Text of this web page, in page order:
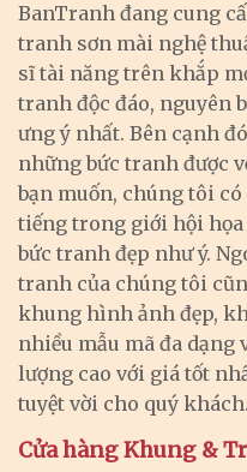
BanTranh đang cung
tranh sơn mài nghệ
sĩ tài năng trên khắp
tranh độc đáo, nguyên
ưng ý nhất. Bên cạnh
những bức tranh được
bạn muốn, chúng tôi
tiếng trong giới hội họa
bức tranh đẹp như ý.
tranh của chúng tôi
khung hình ảnh đẹp,
nhiều mẫu mã đa
lượng cao với giá tốt
tuyệt vời cho quý khách.
Cửa hàng Khung &